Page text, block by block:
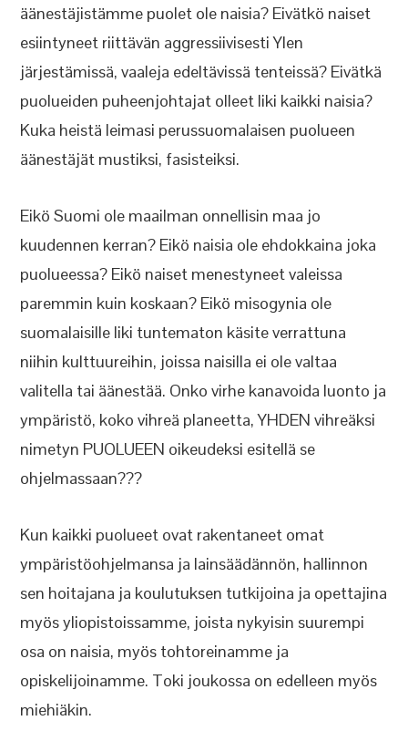
äänestäjistämme puolet ole naisia? Eivätkö naiset
esiintyneet riittävän aggressiivisesti Ylen
järjestämissä, vaaleja edeltävissä tenteissä? Eivätkä
puolueiden puheenjohtajat olleet liki kaikki naisia?
Kuka heistä leimasi perussuomalaisen puolueen
äänestäjät mustiksi, fasisteiksi.
Eikö Suomi ole maailman onnellisin maa jo
kuudennen kerran? Eikö naisia ole ehdokkaina joka
puolueessa? Eikö naiset menestyneet valeissa
paremmin kuin koskaan? Eikö misogynia ole
suomalaisille liki tuntematon käsite verrattuna
niihin kulttuureihin, joissa naisilla ei ole valtaa
valitella tai äänestää. Onko virhe kanavoida luonto ja
ympäristö, koko vihreä planeetta, YHDEN vihreäksi
nimetyn PUOLUEEN oikeudeksi esitellä se
ohjelmassaan???
Kun kaikki puolueet ovat rakentaneet omat
ympäristöohjelmansa ja lainsäädännön, hallinnon
sen hoitajana ja koulutuksen tutkijoina ja opettajina
myös yliopistoissamme, joista nykyisin suurempi
osa on naisia, myös tohtoreinamme ja
opiskelijoinamme. Toki joukossa on edelleen myös
miehiäkin.